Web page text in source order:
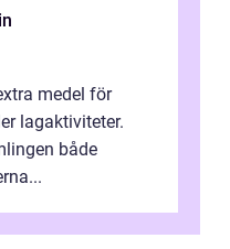
medel för
lagaktiviteter.
både